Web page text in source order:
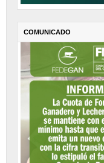
COMUNICADO